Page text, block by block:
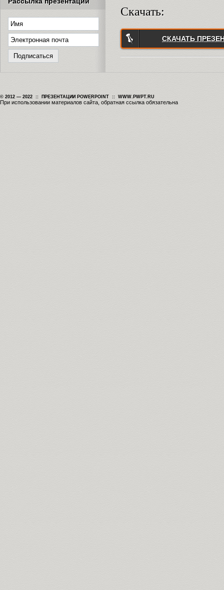
Скачать:
СКАЧАТЬ
© 2012 — 2022 :: ПРЕЗЕНТАЦИИ POWERPOINT :: WWW.PWPT.RU
При использовании материалов сайта, обратная ссылка обязательна